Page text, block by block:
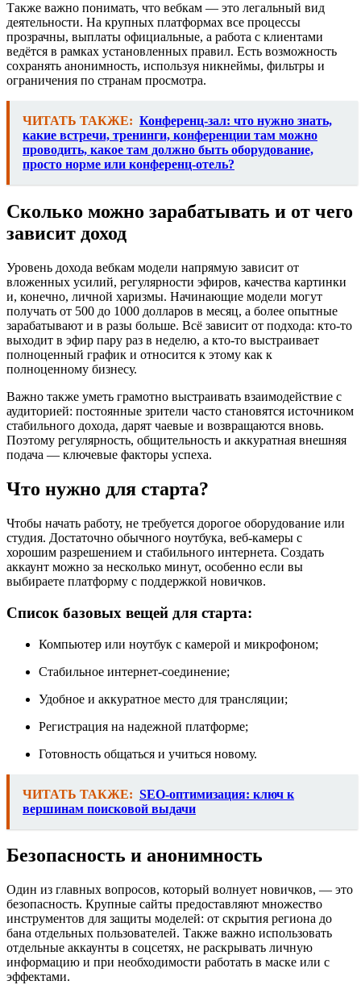
Также важно понимать, что вебкам — это легальный вид
деятельности. На крупных платформах все процессы
прозрачны, выплаты официальные, а работа с клиентами
ведётся в рамках установленных правил. Есть возможность
сохранять анонимность, используя никнеймы, фильтры и
ограничения по странам просмотра.
ЧИТАТЬ ТАКЖЕ: Конференц-зал: что нужно знать,
какие встречи, тренинги, конференции там можно
проводить, какое там должно быть оборудование,
просто норме или конференц-отель?
Сколько можно зарабатывать и от чего
зависит доход
Уровень дохода вебкам модели напрямую зависит от
вложенных усилий, регулярности эфиров, качества картинки
и, конечно, личной харизмы. Начинающие модели могут
получать от 500 до 1000 долларов в месяц, а более опытные
зарабатывают и в разы больше. Всё зависит от подхода: кто-то
выходит в эфир пару раз в неделю, а кто-то выстраивает
полноценный график и относится к этому как к
полноценному бизнесу.
Важно также уметь грамотно выстраивать взаимодействие с
аудиторией: постоянные зрители часто становятся источником
стабильного дохода, дарят чаевые и возвращаются вновь.
Поэтому регулярность, общительность и аккуратная внешняя
подача — ключевые факторы успеха.
Что нужно для старта?
Чтобы начать работу, не требуется дорогое оборудование или
студия. Достаточно обычного ноутбука, веб-камеры с
хорошим разрешением и стабильного интернета. Создать
аккаунт можно за несколько минут, особенно если вы
выбираете платформу с поддержкой новичков.
Список базовых вещей для старта:
Компьютер или ноутбук с камерой и микрофоном;
Стабильное интернет-соединение;
Удобное и аккуратное место для трансляции;
Регистрация на надежной платформе;
Готовность общаться и учиться новому.
ЧИТАТЬ ТАКЖЕ: SEO-оптимизация: ключ к
вершинам поисковой выдачи
Безопасность и анонимность
Один из главных вопросов, который волнует новичков, — это
безопасность. Крупные сайты предоставляют множество
инструментов для защиты моделей: от скрытия региона до
бана отдельных пользователей. Также важно использовать
отдельные аккаунты в соцсетях, не раскрывать личную
информацию и при необходимости работать в маске или с
эффектами.